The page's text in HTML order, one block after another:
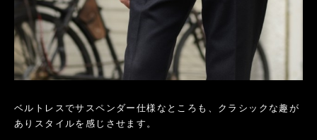
ベルトレスでサスペンダー仕様なところも、クラシックな趣が
ありスタイルを感じさせます。